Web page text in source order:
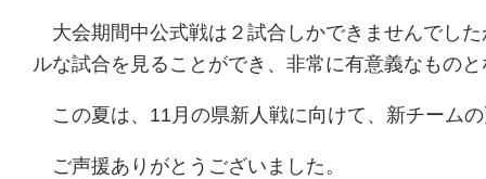
大会期間中公式戦は２試合しかできませんでし
ルな試合を見ることができ、非常に有意義なもの
この夏は、11月の県新人戦に向けて、新チーム
ご声援ありがとうございました。